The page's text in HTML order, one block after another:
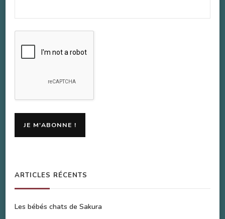
ARTICLES RÉCENTS
Les bébés chats de Sakura